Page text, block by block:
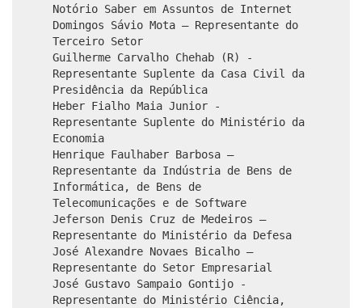
Notório Saber em Assuntos de Internet
Domingos Sávio Mota – Representante do
Terceiro Setor
Guilherme Carvalho Chehab (R) -
Representante Suplente da Casa Civil da
Presidência da República
Heber Fialho Maia Junior -
Representante Suplente do Ministério da
Economia
Henrique Faulhaber Barbosa –
Representante da Indústria de Bens de
Informática, de Bens de
Telecomunicações e de Software
Jeferson Denis Cruz de Medeiros –
Representante do Ministério da Defesa
José Alexandre Novaes Bicalho –
Representante do Setor Empresarial
José Gustavo Sampaio Gontijo -
Representante do Ministério Ciência,